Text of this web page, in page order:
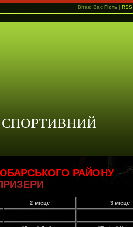
Вітаю Вас Гість | RSS
РАЙОНУ
2 місце 3 місце